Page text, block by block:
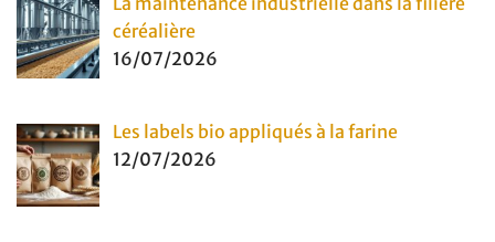
céréalière
16/07/2026
Les labels bio appliqués à la farine
12/07/2026